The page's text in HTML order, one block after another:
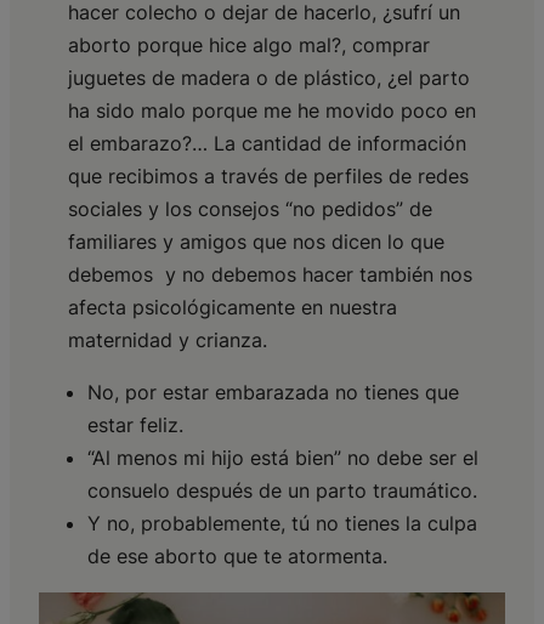
hacer colecho o dejar de hacerlo, ¿sufrí un
aborto porque hice algo mal?, comprar
juguetes de madera o de plástico, ¿el parto
ha sido malo porque me he movido poco en
el embarazo?… La cantidad de información
que recibimos a través de perfiles de redes
sociales y los consejos “no pedidos” de
familiares y amigos que nos dicen lo que
debemos y no debemos hacer también nos
afecta psicológicamente en nuestra
maternidad y crianza.
No, por estar embarazada no tienes que
estar feliz.
“Al menos mi hijo está bien” no debe ser el
consuelo después de un parto traumático.
Y no, probablemente, tú no tienes la culpa
de ese aborto que te atormenta.